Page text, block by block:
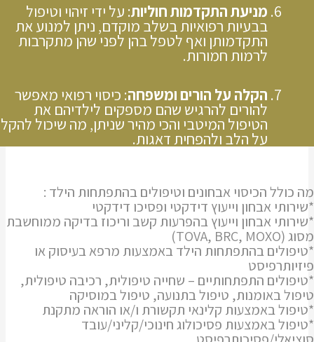
מניעת התקדמות חוליות: על ידי זיהוי וטיפול
בבעיות רפואיות בשלב מוקדם, ניתן למנוע את
התקדמותן ואף לטפל בהן לפני שהן מתקרבות
לרמות חמורות.
הקלה על הורים ומשפחה: כיסוי רפואי מאפשר
להורים להרגיש שהם מספקים לילדיהם את
הטיפול המיטבי והכי מהיר שניתן, מה שיכול להקל
על הלב ולהפחית דאגות.
מה כולל הכיסוי אבחונים וטיפולים בהתפתחות הילד :
*שירותי אבחון וייעוץ דידקטי ופסיכו דידקטי
*שירותי אבחון וייעוץ בהפרעות קשב וריכוז בדיקה ממוחשבת
מסוג (TOVA, BRC, MOXO)
*טיפולים בהתפתחות הילד באמצעות מרפא בעיסוק או
פיזיותרפיסט
*טיפולים התפתחותיים – שחייה טיפולית, רכיבה טיפולית,
טיפול באומנות, טיפול בתנועה, טיפול במוסיקה
*טיפול באמצעות קלינאי תקשורת ו/או הוראה מתקנת
*טיפול באמצעות פסיכולוג חינוכי/קליני/עובד